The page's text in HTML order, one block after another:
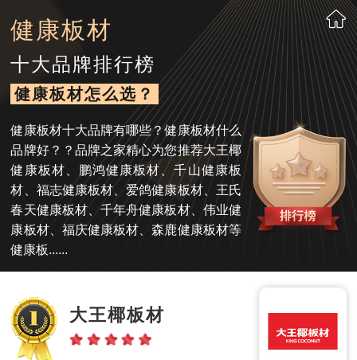
健康板材
十大品牌排行榜
健康板材怎么选？
健康板材十大品牌有哪些？健康板材什么
品牌好？？品牌之家精心为您推荐大王椰
健康板材、鹏鸿健康板材、千山健康板
材、福志健康板材、爱鸽健康板材、王氏
春天健康板材、千年舟健康板材、伟业健
康板材、福庆健康板材、森鹿健康板材等
健康板......
大王椰板材